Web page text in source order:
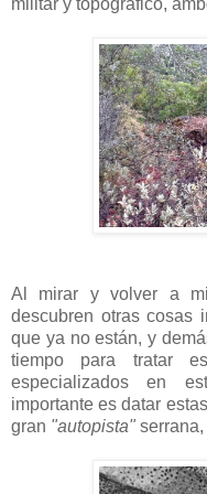
Al mirar y volver a
descubren otras cosas
que ya no están, y
tiempo para tratar
especializados en
importante es datar
gran "autopista"